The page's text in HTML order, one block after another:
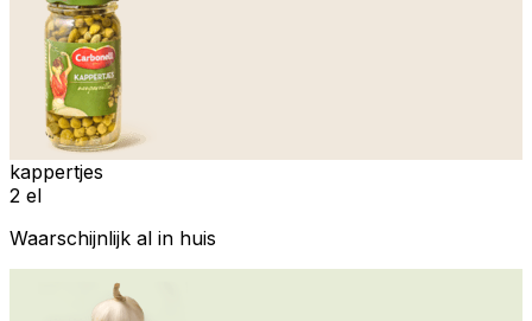
kappertjes
2 el
Waarschijnlijk al in huis